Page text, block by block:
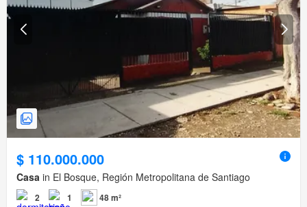
$ 110.000.000
Casa in El Bosque, Región Metropolitana de Santiago
2 1 48 m²